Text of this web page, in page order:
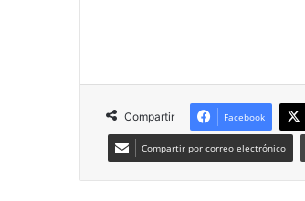
Compartir Facebook
Compartir por correo electrónico